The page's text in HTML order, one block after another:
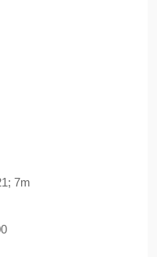
7m